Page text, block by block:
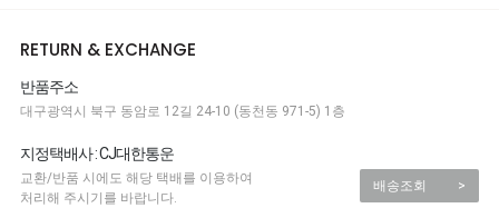
RETURN & EXCHANGE
반품주소
대구광역시 북구 동암로 12길 24-10 (동천동 971-5) 1층
지정택배사 : CJ대한통운
교환/반품 시에도 해당 택배를 이용하여
처리해 주시기를 바랍니다.
배송조회 >